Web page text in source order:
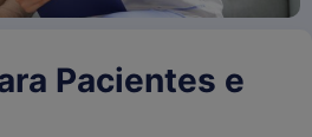
Pacientes e